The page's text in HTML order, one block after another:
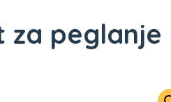
za peglanje